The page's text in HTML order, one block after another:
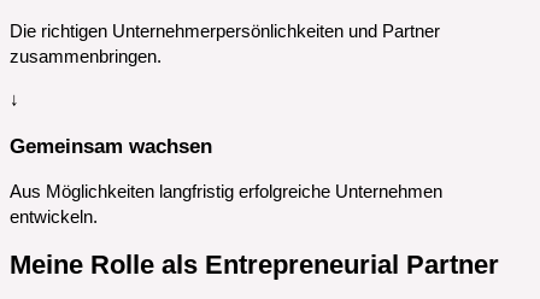
Die richtigen Unternehmerpersönlichkeiten und Partner
zusammenbringen.
↓
Gemeinsam wachsen
Aus Möglichkeiten langfristig erfolgreiche Unternehmen
entwickeln.
Meine Rolle als Entrepreneurial Partner